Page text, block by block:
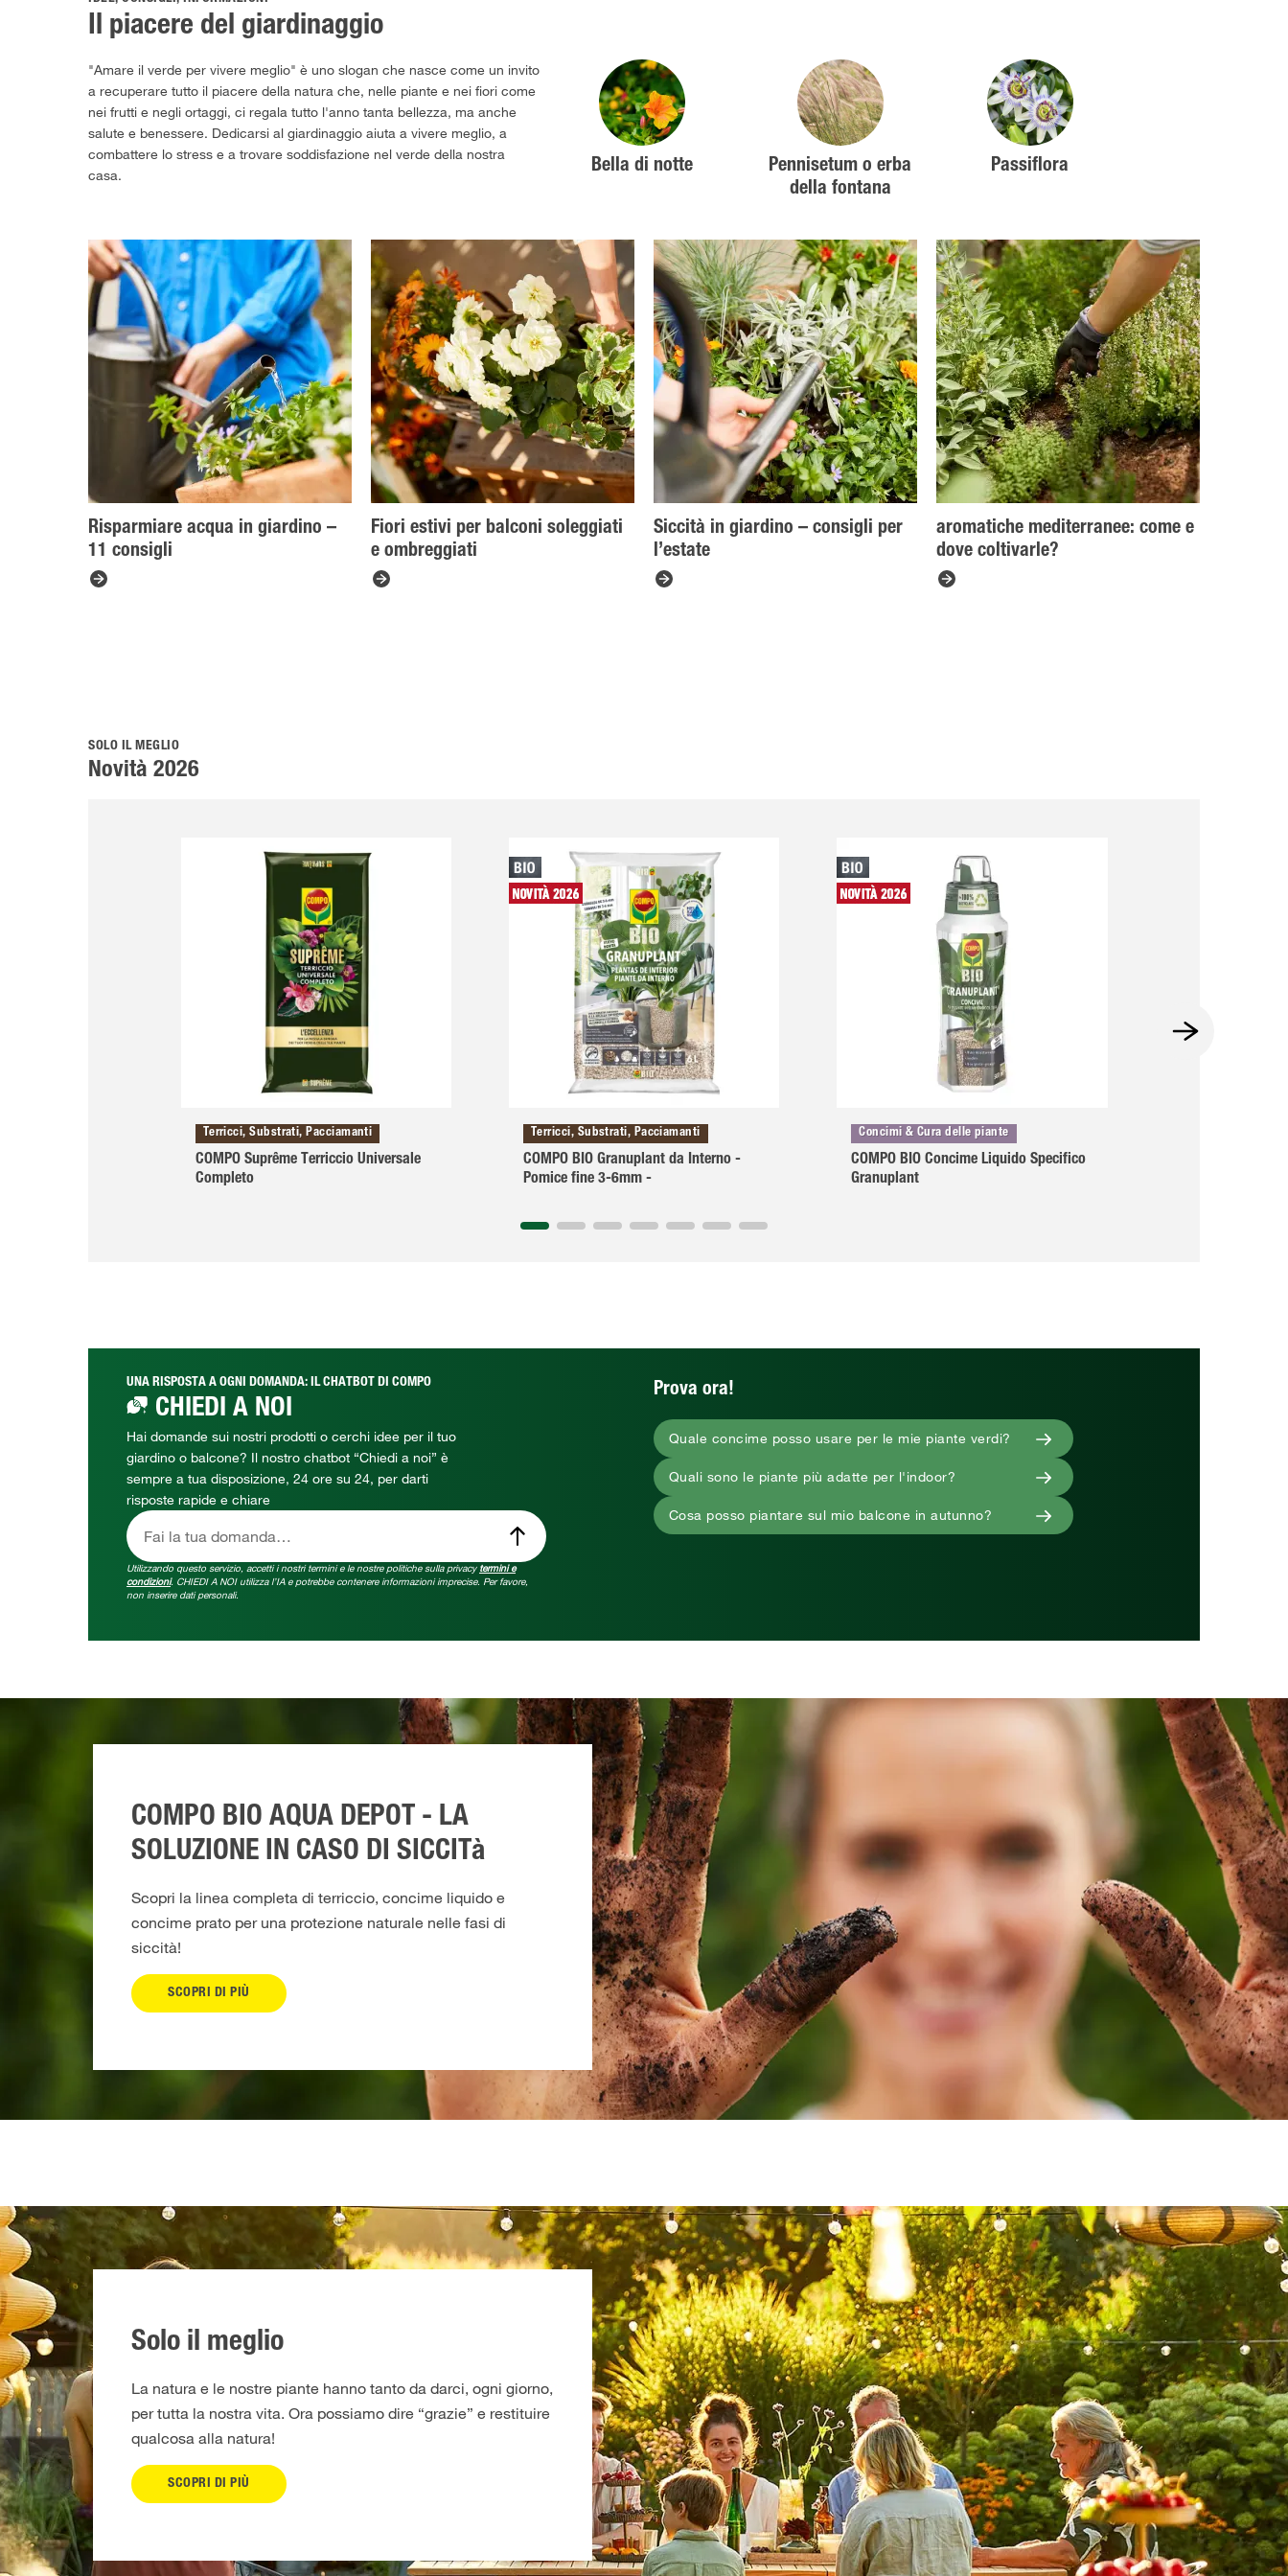
Il piacere del giardinaggio
"Amare il verde per vivere meglio" è uno slogan che nasce come un invito
a recuperare tutto il piacere della natura che, nelle piante e nei fiori come
nei frutti e negli ortaggi, ci regala tutto l'anno tanta bellezza, ma anche
salute e benessere. Dedicarsi al giardinaggio aiuta a vivere meglio, a
combattere lo stress e a trovare soddisfazione nel verde della nostra
casa.
Bella di notte
Pennisetum o erba
della fontana
Passiflora
Risparmiare acqua in giardino –
11 consigli
Fiori estivi per balconi soleggiati
e ombreggiati
Siccità in giardino – consigli per
l’estate
aromatiche mediterranee: come e
dove coltivarle?
SOLO IL MEGLIO
Novità 2026
Terricci, Substrati, Pacciamanti
COMPO Suprême Terriccio Universale
Completo
Terricci, Substrati, Pacciamanti
COMPO BIO Granuplant da Interno -
Pomice fine 3-6mm -
Concimi & Cura delle piante
COMPO BIO Concime Liquido Specifico
Granuplant
UNA RISPOSTA A OGNI DOMANDA: IL CHATBOT DI COMPO
CHIEDI A NOI
Hai domande sui nostri prodotti o cerchi idee per il tuo
giardino o balcone? Il nostro chatbot “Chiedi a noi” è
sempre a tua disposizione, 24 ore su 24, per darti
risposte rapide e chiare
Fai la tua domanda…
Utilizzando questo servizio, accetti i nostri termini e le nostre politiche sulla privacy termini e
condizioni. CHIEDI A NOI utilizza l’IA e potrebbe contenere informazioni imprecise. Per favore,
non inserire dati personali.
Prova ora!
Quale concime posso usare per le mie piante verdi?
Quali sono le piante più adatte per l'indoor?
Cosa posso piantare sul mio balcone in autunno?
COMPO BIO AQUA DEPOT - LA
SOLUZIONE IN CASO DI SICCITà
Scopri la linea completa di terriccio, concime liquido e
concime prato per una protezione naturale nelle fasi di
siccità!
SCOPRI DI PIÙ
Solo il meglio
La natura e le nostre piante hanno tanto da darci, ogni giorno,
per tutta la nostra vita. Ora possiamo dire “grazie” e restituire
qualcosa alla natura!
SCOPRI DI PIÙ